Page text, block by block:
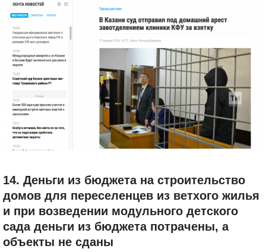
14. Деньги из бюджета на строительство
домов для переселенцев из ветхого жилья
и при возведении модульного детского
сада деньги из бюджета потрачены, а
объекты не сданы